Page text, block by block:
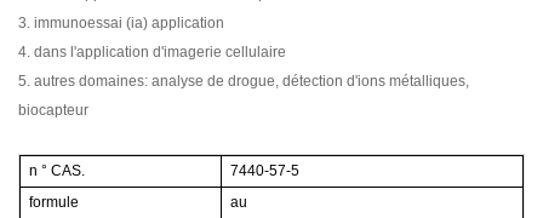
3. immunoessai (ia) application
4. dans l'application d'imagerie cellulaire
5. autres domaines: analyse de drogue, détection d'ions métalliques,
biocapteur
n ° CAS.
7440-57-5
formule
au